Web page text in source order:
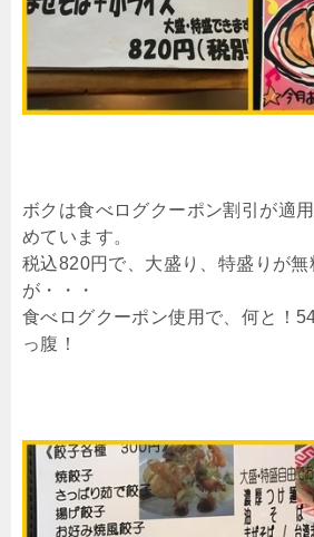
ボクは食べログクーポン割引が適
めています。
税込820円で、大盛り、特盛りが
が・・・
食べログクーポン使用で、何と！
っ腹！